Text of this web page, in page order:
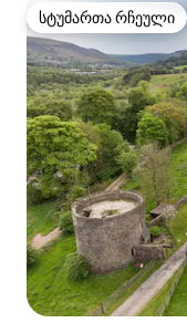
სტუმართა რჩეული
სტუმართა რჩეული